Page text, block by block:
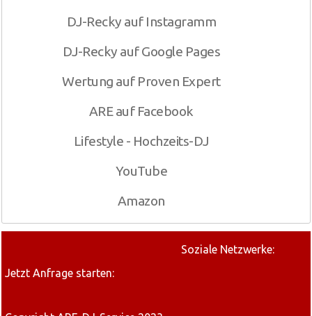
DJ-Recky auf Instagramm
DJ-Recky auf Google Pages
Wertung auf Proven Expert
ARE auf Facebook
Lifestyle - Hochzeits-DJ
YouTube
Amazon
Soziale Netzwerke:
Jetzt Anfrage starten: